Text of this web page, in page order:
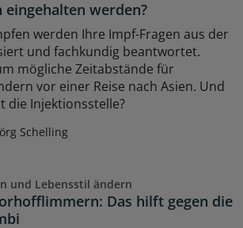
eingehalten werden?
werden Ihre Impf-Fragen aus der
und fachkundig beantwortet.
mögliche Zeitabstände für
vor einer Reise nach Asien. Und
die Injektionsstelle?
Schelling
und Lebensstil ändern
Das hilft gegen die